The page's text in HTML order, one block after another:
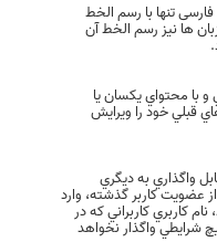
تنها با رسم الخط
ها نیز رسم الخط آن
با محتواي يکسان يا
قبلي خود را ويرايش
واگذاري به ديگري
عضويت کاربر گذشته، وارد
کاربري کاربراني که در
واگذار نخواهد